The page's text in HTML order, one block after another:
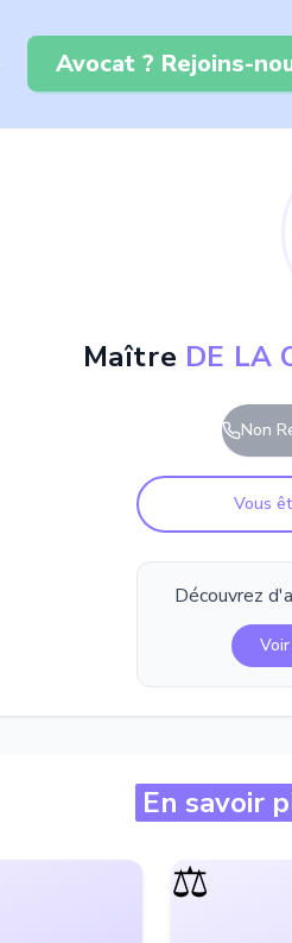
Avocat ? Rejoins-
Maître DE LA
Non
Vous
Découvrez
En savoir
⚖️